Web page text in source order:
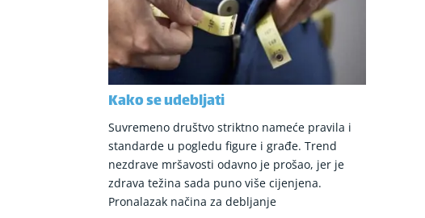
Kako se udebljati
Suvremeno društvo striktno nameće pravila i
standarde u pogledu figure i građe. Trend
nezdrave mršavosti odavno je prošao, jer je
zdrava težina sada puno više cijenjena.
Pronalazak načina za debljanje